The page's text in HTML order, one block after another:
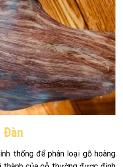
Đàn
thống để phân loại gỗ hoàng